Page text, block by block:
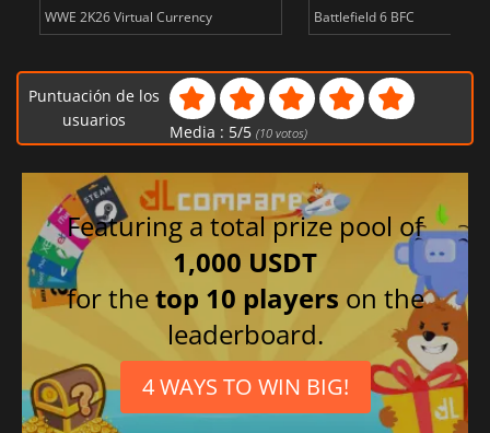
WWE 2K26 Virtual Currency Battlefield 6 BFC
Puntuación de los
usuarios
Media : 5/5 (10votos)
Featuring a total prize pool of
1,000 USDT
for thetop 10 players on the
leaderboard.
4 WAYS TO WIN BIG!